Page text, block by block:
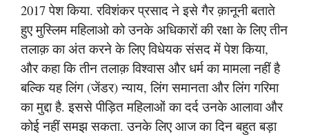
2017 पेश किया. रविशंकर प्रसाद ने इसे गैर क़ानूनी बताते
हुए मुस्लिम महिलाओ को उनके अधिकारों की रक्षा के लिए तीन
तलाक़ का अंत करने के लिए विधेयक संसद में पेश किया,
और कहा कि तीन तलाक़ विश्वास और धर्म का मामला नहीं है
बल्कि यह लिंग (जेंडर) न्याय, लिंग समानता और लिंग गरिमा
का मुद्दा है. इससे पीड़ित महिलाओं का दर्द उनके आलावा और
कोई नहीं समझ सकता. उनके लिए आज का दिन बहुत बड़ा